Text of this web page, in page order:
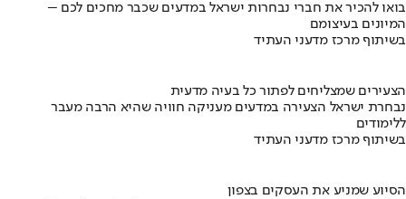
בואו להכיר את חברי נבחרות ישראל במדעים שכבר מחכים לכם –
המיונים בעיצומם
בשיתוף מרכז מדעני העתיד
הצעירים שמצליחים לפתור כל בעיה מדעית
נבחרת ישראל הצעירה במדעים מעניקה חוויה שהיא הרבה מעבר
ללימודים
בשיתוף מרכז מדעני העתיד
הסיוע שמניע את העסקים בצפון